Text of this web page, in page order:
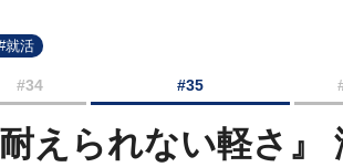
就活
#34 #35
耐えられない軽さ』